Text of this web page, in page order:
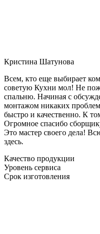
Кристина Шатунова
Всем, кто еще выбирает
советую Кухни мол! Не
спальню. Начиная с
монтажом никаких
быстро и качественно. К
Огромное спасибо
Это мастер своего дела!
здесь.
Качество продукции
Уровень сервиса
Срок изготовления